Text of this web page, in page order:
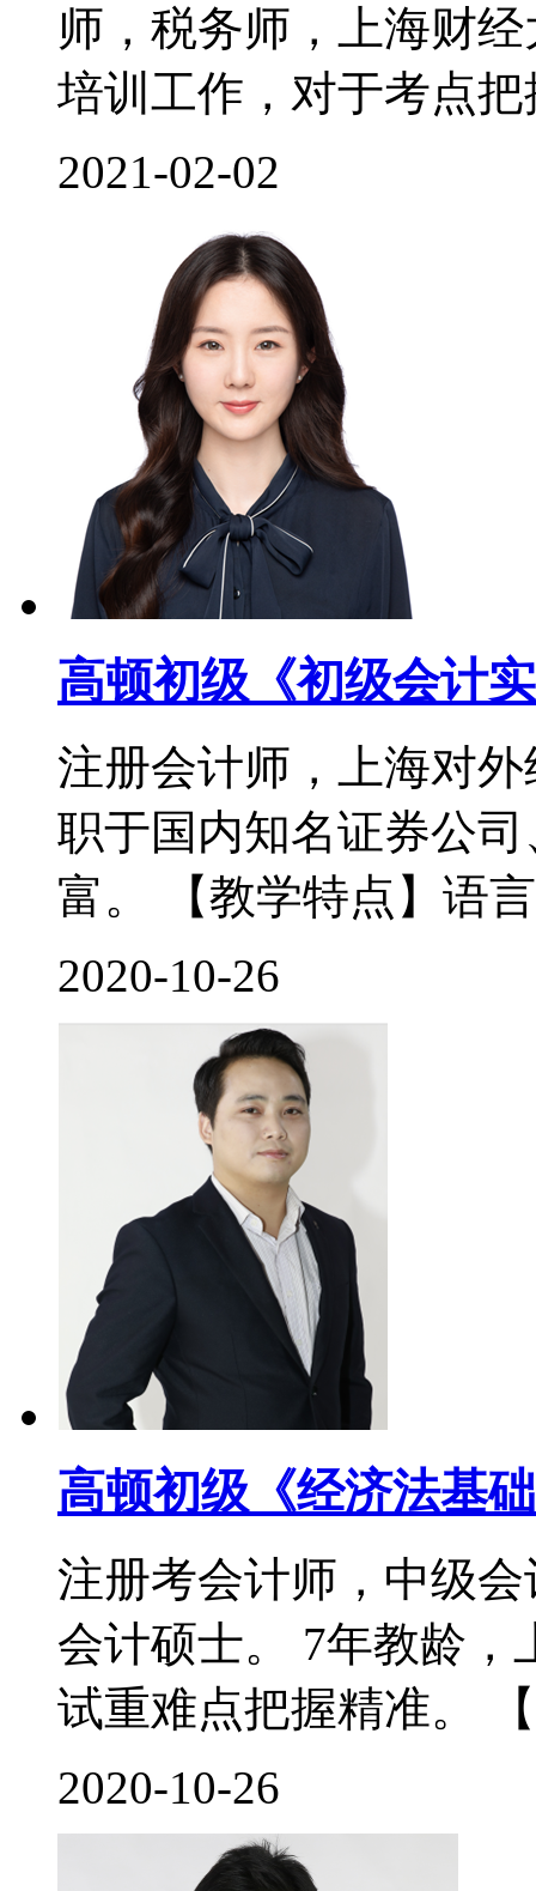
师，税务师，上海财
培训工作，对于考点
2021-02-02
高顿初级《初级会计
注册会计师，上海对
职于国内知名证券公
富。 【教学特点】语
2020-10-26
高顿初级《经济法基
注册考会计师，中级
会计硕士。 7年教龄
试重难点把握精准。
2020-10-26